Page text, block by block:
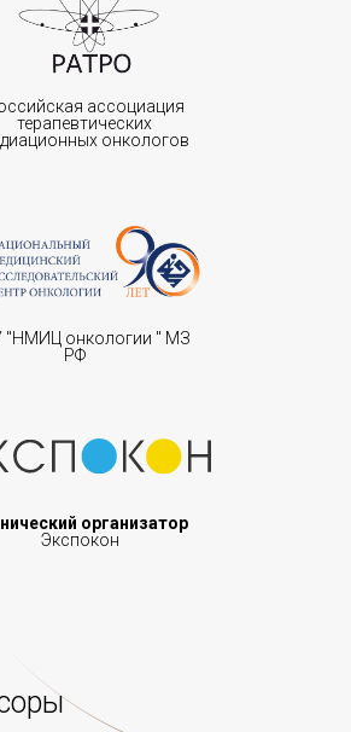
ассоциация
терапевтических
онкологов
организатор
Экспокон
"НМИЦ онкологии " МЗ
РФ